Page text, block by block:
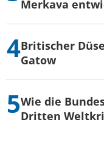
Merkava
Britischer
Gatow
Wie die
Dritten